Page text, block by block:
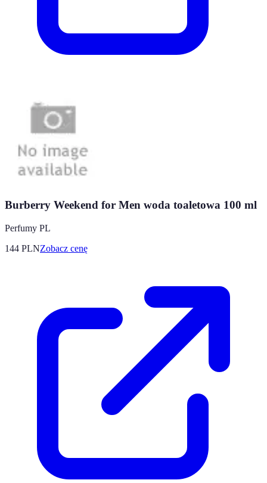
Burberry Weekend for Men woda toaletowa 100 ml
Perfumy PL
144 PLNZobacz cenę